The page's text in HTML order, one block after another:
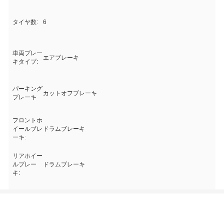
タイヤ数: 6
車両ブレー
キタイプ:
エアブレーキ
パーキング
ブレーキ:
カットオフブレーキ
フロントホ
イールブレ
ーキ:
ドラムブレーキ
リアホイー
ルブレー
キ:
ドラムブレーキ